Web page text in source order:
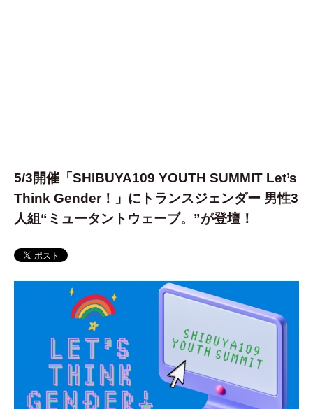
5/3開催「SHIBUYA109 YOUTH SUMMIT Let’s
Think Gender！」にトランスジェンダー 男性3
人組“ミュータントウェーブ。”が登壇！